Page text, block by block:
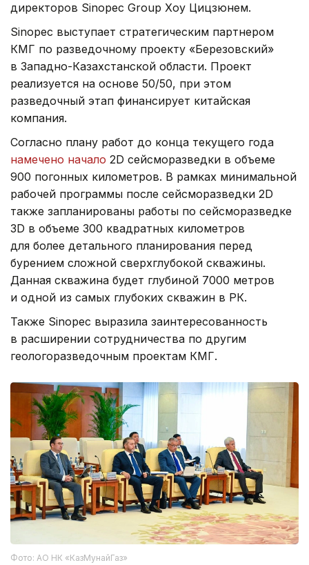
директоров Sinopec Group Хоу Цицзюнем.
Sinopec выступает стратегическим партнером
КМГ по разведочному проекту «Березовский»
в Западно-Казахстанской области. Проект
реализуется на основе 50/50, при этом
разведочный этап финансирует китайская
компания.
Согласно плану работ до конца текущего года
намечено начало 2D сейсморазведки в объеме
900 погонных километров. В рамках минимальной
рабочей программы после сейсморазведки 2D
также запланированы работы по сейсморазведке
3D в объеме 300 квадратных километров
для более детального планирования перед
бурением сложной сверхглубокой скважины.
Данная скважина будет глубиной 7000 метров
и одной из самых глубоких скважин в РК.
Также Sinopec выразила заинтересованность
в расширении сотрудничества по другим
геологоразведочным проектам КМГ.
Фото: АО НК «КазМунайГаз»